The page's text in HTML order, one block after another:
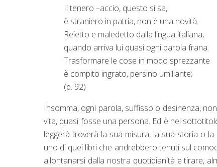
Il tenero –accio, questo si sa,
è straniero in patria, non è una novità.
Reietto e maledetto dalla lingua italiana,
quando arriva lui quasi ogni parola frana.
Trasformare le cose in modo sprezzante
è compito ingrato, persino umiliante;
(p. 92)
Insomma, ogni parola, suffisso o desinenza,
vita, quasi fosse una persona. Ed è nel
leggerà troverà la sua misura, la sua storia o
uno di quei libri che andrebbero tenuti sul
allontanarsi dalla nostra quotidianità e tirare,